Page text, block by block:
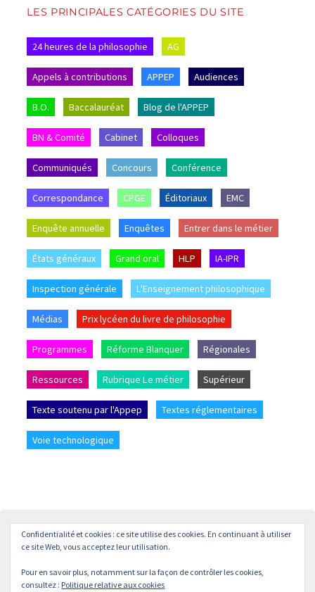
LES PRINCIPALES CATÉGORIES DU SITE
24 heures de la philosophie AG
Appels à contributions APPEP Audiences
B.O. Baccalauréat Blog de l'APPEP
BN & Comité Cabinet Colloques
Communiqués Concours Conférence
Correspondance CPGE Éditoriaux EMC
Enquête annuelle Enquêtes Entrer dans le métier
États généraux Grand oral HLP IA-IPR
Inspection générale L'Enseignement philosophique
Médias Prix lycéen du livre de philosophie
Programmes Réforme Blanquer Régionales
Ressources Rubrique Le métier Supérieur
Texte soutenu par l'Appep Textes réglementaires
Voie technologique
Accueil L’APPEP Adhésion
La revue « L’enseignement
Philosophique »
© APPEP Mentions légales
Confidentialité et cookies : ce site utilise des cookies. En continuant à utiliser
ce site Web, vous acceptez leur utilisation.
Pour en savoir plus, notamment sur la façon de contrôler les cookies,
consultez : Politique relative aux cookies